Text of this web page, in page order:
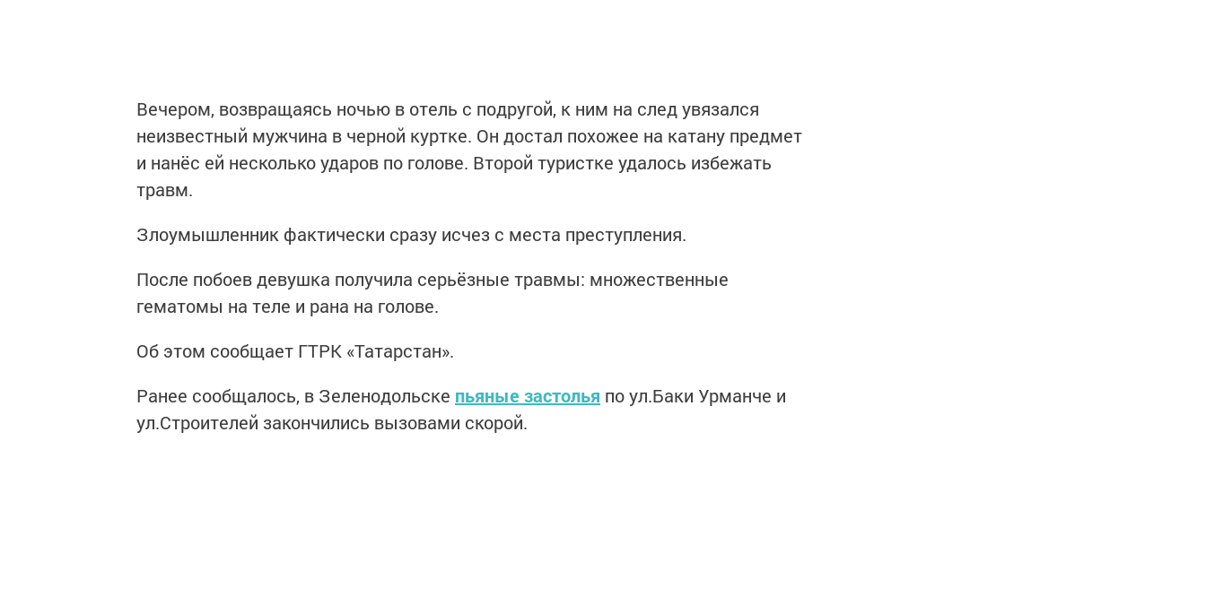
Вечером, возвращаясь ночью в отель с подругой, к ним на след увязался
неизвестный мужчина в черной куртке. Он достал похожее на катану предмет
и нанёс ей несколько ударов по голове. Второй туристке удалось избежать
травм.
Злоумышленник фактически сразу исчез с места преступления.
После побоев девушка получила серьёзные травмы: множественные
гематомы на теле и рана на голове.
Об этом сообщает ГТРК «Татарстан».
Ранее сообщалось, в Зеленодольске пьяные застолья по ул.Баки Урманче и
ул.Строителей закончились вызовами скорой.